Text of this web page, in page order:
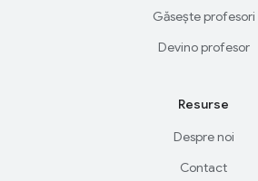
Găsește profesori
Devino profesor
Resurse
Despre noi
Contact